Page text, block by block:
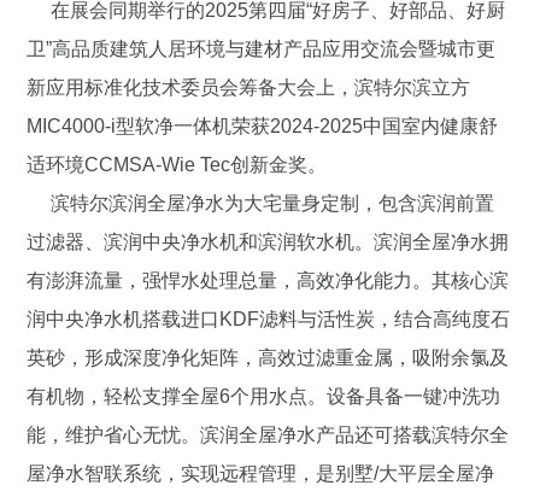
在展会同期举行的2025第四届“好房子、好部品、好厨
卫”高品质建筑人居环境与建材产品应用交流会暨城市更
新应用标准化技术委员会筹备大会上，滨特尔滨立方
MIC4000-i型软净一体机荣获2024-2025中国室内健康舒
适环境CCMSA-Wie Tec创新金奖。
滨特尔滨润全屋净水为大宅量身定制，包含滨润前置
过滤器、滨润中央净水机和滨润软水机。滨润全屋净水拥
有澎湃流量，强悍水处理总量，高效净化能力。其核心滨
润中央净水机搭载进口KDF滤料与活性炭，结合高纯度石
英砂，形成深度净化矩阵，高效过滤重金属，吸附余氯及
有机物，轻松支撑全屋6个用水点。设备具备一键冲洗功
能，维护省心无忧。滨润全屋净水产品还可搭载滨特尔全
屋净水智联系统，实现远程管理，是别墅/大平层全屋净